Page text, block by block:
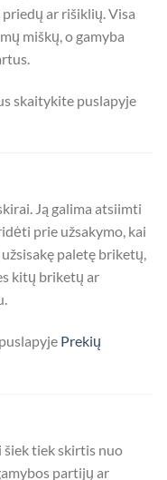
ar rišiklių. Visa
miškų, o gamyba
skaitykite puslapyje
Ją galima atsiimti
prie užsakymo, kai
paletę briketų,
kitų briketų ar
Prekių
šiek tiek skirtis nuo
partijų ar